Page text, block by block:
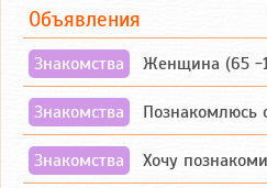
Объявления
Знакомства Женщина (65 -162-63) желает
Знакомства Познакомлюсь с мужчиной
Знакомства Хочу познакомиться с женщиной до